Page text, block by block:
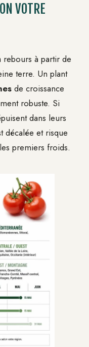
VOTRE
rebours à partir de
terre. Un plant
de croissance
robuste. Si
dans leurs
décalée et risque
premiers froids.